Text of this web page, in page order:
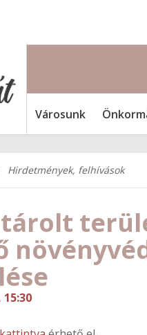
Városunk
Hirdetmények, felhívások
15:30